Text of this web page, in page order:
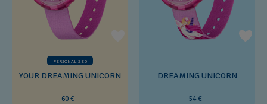
PERSONALIZED
YOUR DREAMING UNICORN
60 €
DREAMING UNICORN
54 €